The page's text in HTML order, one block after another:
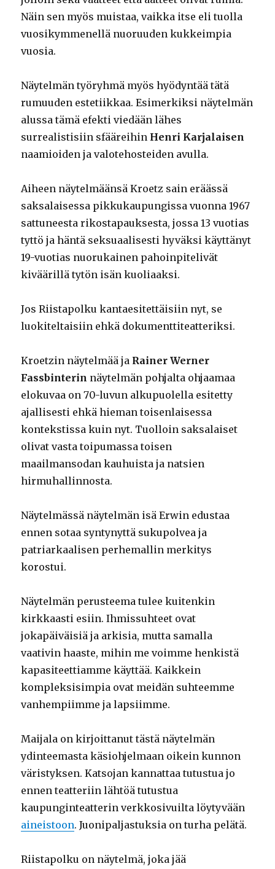
Näin sen myös muistaa, vaikka itse eli tuolla
vuosikymmenellä nuoruuden kukkeimpia
vuosia.
Näytelmän työryhmä myös hyödyntää tätä
rumuuden estetiikkaa. Esimerkiksi näytelmän
alussa tämä efekti viedään lähes
surrealistisiin sfääreihin Henri Karjalaisen
naamioiden ja valotehosteiden avulla.
Aiheen näytelmäänsä Kroetz sain eräässä
saksalaisessa pikkukaupungissa vuonna 1967
sattuneesta rikostapauksesta, jossa 13 vuotias
tyttö ja häntä seksuaalisesti hyväksi käyttänyt
19-vuotias nuorukainen pahoinpitelivät
kiväärillä tytön isän kuoliaaksi.
Jos Riistapolku kantaesitettäisiin nyt, se
luokiteltaisiin ehkä dokumenttiteatteriksi.
Kroetzin näytelmää ja Rainer Werner
Fassbinterin näytelmän pohjalta ohjaamaa
elokuvaa on 70-luvun alkupuolella esitetty
ajallisesti ehkä hieman toisenlaisessa
kontekstissa kuin nyt. Tuolloin saksalaiset
olivat vasta toipumassa toisen
maailmansodan kauhuista ja natsien
hirmuhallinnosta.
Näytelmässä näytelmän isä Erwin edustaa
ennen sotaa syntynyttä sukupolvea ja
patriarkaalisen perhemallin merkitys
korostui.
Näytelmän perusteema tulee kuitenkin
kirkkaasti esiin. Ihmissuhteet ovat
jokapäiväisiä ja arkisia, mutta samalla
vaativin haaste, mihin me voimme henkistä
kapasiteettiamme käyttää. Kaikkein
kompleksisimpia ovat meidän suhteemme
vanhempiimme ja lapsiimme.
Maijala on kirjoittanut tästä näytelmän
ydinteemasta käsiohjelmaan oikein kunnon
väristyksen. Katsojan kannattaa tutustua jo
ennen teatteriin lähtöä tutustua
kaupunginteatterin verkkosivuilta löytyvään
aineistoon. Juonipaljastuksia on turha pelätä.
Riistapolku on näytelmä, joka jää